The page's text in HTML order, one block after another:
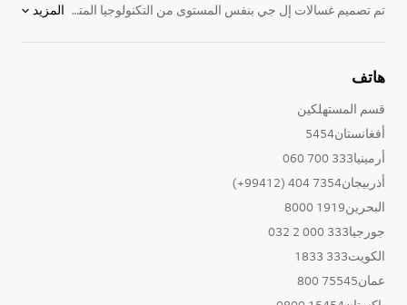
تم تصميم غسالات إل جي بنفس المستوى من التكنولوجيا المتطورة والإبتكار الفريد الذي يجعل كل المزيد
هاتف
قسم المستهلكين
أفغانستان5454
أرمينيا333 700 060
أذربيجان7354 404 (99412+)
البحرين1919 8000
جورجيا333 000 2 032
الكويت333 1833
عمان75545 800